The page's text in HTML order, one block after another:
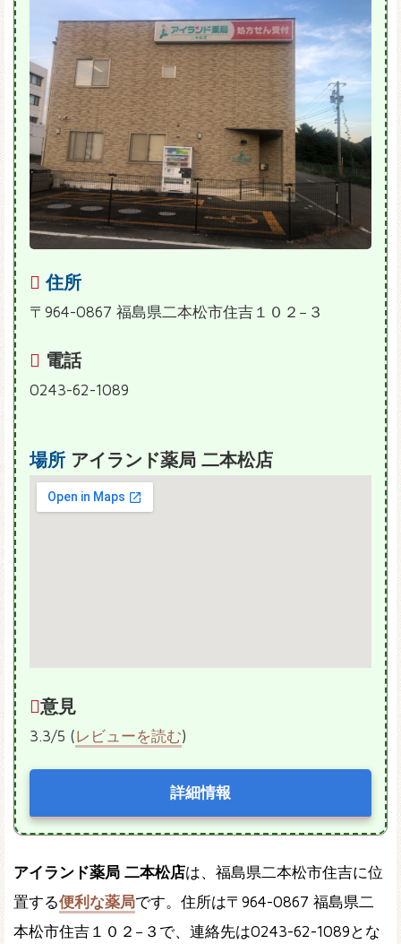
住所
〒964-0867 福島県二本松市住吉１０２−３
電話
0243-62-1089
場所 アイランド薬局 二本松店
意見
3.3/5 (レビューを読む)
詳細情報
アイランド薬局 二本松店は、福島県二本松市住吉に位
置する便利な薬局です。住所は〒964-0867 福島県二
本松市住吉１０２−３で、連絡先は0243-62-1089とな